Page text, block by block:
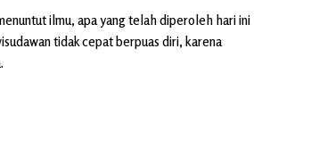
ilmu, apa yang telah diperoleh hari ini
tidak cepat berpuas diri, karena